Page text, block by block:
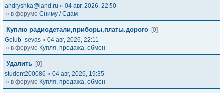
andryshka@land.ru « 04 авг, 2026, 22:50
» в форуме Сниму / Сдам
Куплю радиодетали,приборы,платы.дорого [0]
Golub_sevas « 04 авг, 2026, 22:11
» в форуме Купля, продажа, обмен
Удалить [0]
student200086 « 04 авг, 2026, 19:35
» в форуме Купля, продажа, обмен